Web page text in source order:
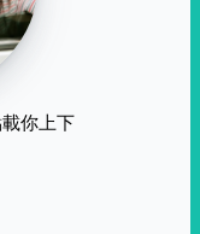
你上下